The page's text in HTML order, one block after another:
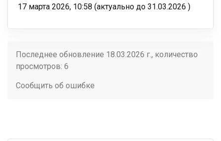
17 марта 2026, 10:58 (актуально до 31.03.2026 )
Последнее обновление 18.03.2026 г., количество
просмотров: 6
Сообщить об ошибке